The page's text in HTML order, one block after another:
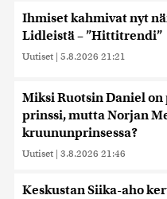
Ihmiset kahmivat nyt
Lidleistä – ”Hittitrendi”
Uutiset | 5.8.2026 21:21
Miksi Ruotsin Daniel on
prinssi, mutta Norjan
kruununprinsessa?
Uutiset | 3.8.2026 21:46
Keskustan Siika-aho